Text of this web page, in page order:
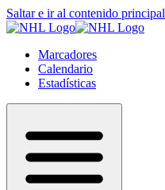
Saltar e ir al contenido principal
Marcadores
Calendario
Estadísticas